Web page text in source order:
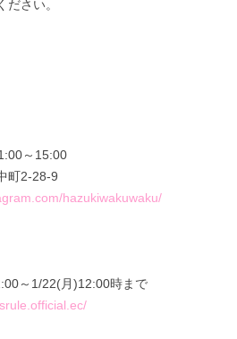
さい。
～15:00
町2-28-9
hazukiwakuwaku/
～1/22(月)12:00時まで